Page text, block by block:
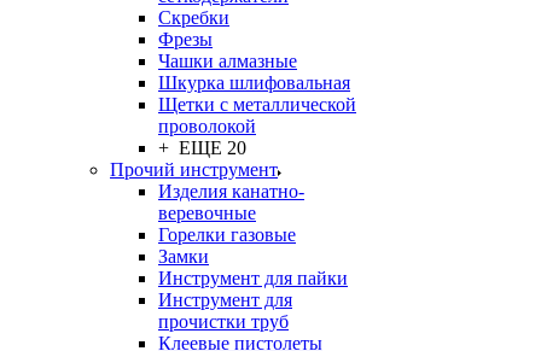
Скребки
Фрезы
Чашки алмазные
Шкурка шлифовальная
Щетки с металлической
проволокой
+ ЕЩЕ 20
Прочий инструмент
Изделия канатно-
веревочные
Горелки газовые
Замки
Инструмент для пайки
Инструмент для
прочистки труб
Клеевые пистолеты